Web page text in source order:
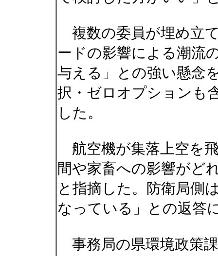
複数の委員が埋め立
ードの影響による潮流
与える」との強い懸念
択・ゼロオプションも
した。
航空機が集落上空を
間や家畜への影響がど
と指摘した。防衛局側
なっている」との返答
事務局の県環境政策